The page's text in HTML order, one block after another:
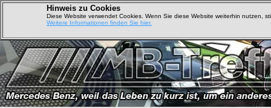
Hinweis zu Cookies
Diese Website verwendet Cookies. Wenn Sie diese Website weiterhin nutzen,
Weitere Informationen finden Sie hier.